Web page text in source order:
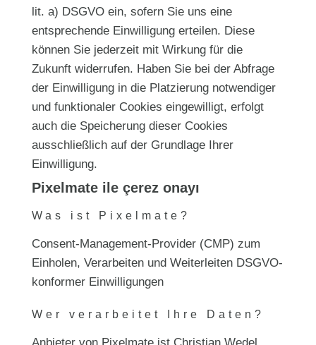
lit. a) DSGVO ein, sofern Sie uns eine
entsprechende Einwilligung erteilen. Diese
können Sie jederzeit mit Wirkung für die
Zukunft widerrufen. Haben Sie bei der Abfrage
der Einwilligung in die Platzierung notwendiger
und funktionaler Cookies eingewilligt, erfolgt
auch die Speicherung dieser Cookies
ausschließlich auf der Grundlage Ihrer
Einwilligung.
Pixelmate ile çerez onayı
Was ist Pixelmate?
Consent-Management-Provider (CMP) zum
Einholen, Verarbeiten und Weiterleiten DSGVO-
konformer Einwilligungen
Wer verarbeitet Ihre Daten?